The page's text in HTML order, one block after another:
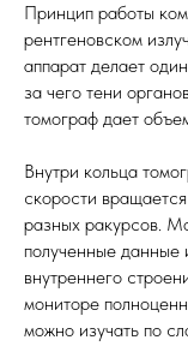
Принцип работы
рентгеновском
аппарат делает
за чего тени
томограф дает
Внутри кольца
скорости
разных ракурсов.
полученные данные
внутреннего
мониторе
можно изучать по